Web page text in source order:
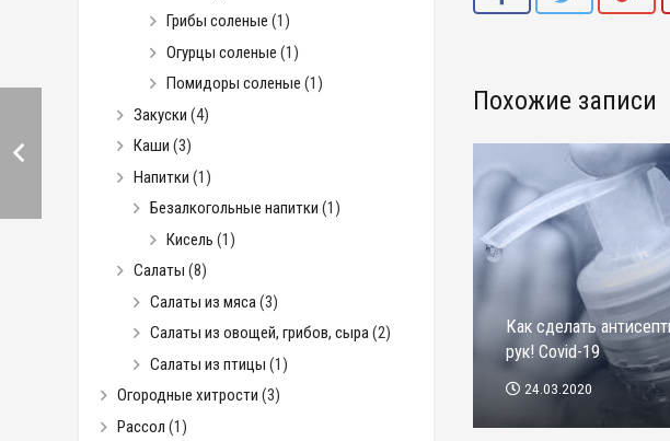
Похожие записи
Как сделать
рук! Covid-19
24.03.2020
Грибы соленые (1)
Огурцы соленые (1)
Помидоры соленые (1)
Закуски (4)
Каши (3)
Напитки (1)
Безалкогольные напитки (1)
Кисель (1)
Салаты (8)
Салаты из мяса (3)
Салаты из овощей, грибов, сыра(2)
Салаты из птицы (1)
Огородные хитрости (3)
Рассол (1)